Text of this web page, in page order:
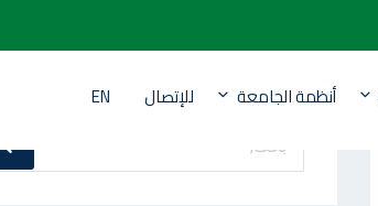
أنظمة الجامعة للإتصال EN
عن